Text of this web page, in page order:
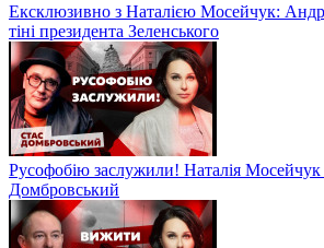
Ексклюзивно з Наталією Мосейчук:
тіні президента Зеленського
Русофобію заслужили! Наталія
Домбровський